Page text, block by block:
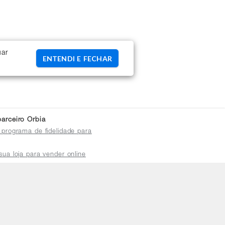
ENTENDI E FECHAR
Orbia
programa de fidelidade para
loja para vender online